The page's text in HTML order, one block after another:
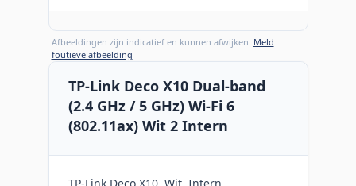
Afbeeldingen zijn indicatief en kunnen afwijken. Meld
foutieve afbeelding
TP-Link Deco X10 Dual-band
(2.4 GHz / 5 GHz) Wi-Fi 6
(802.11ax) Wit 2 Intern